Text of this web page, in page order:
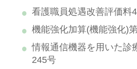
看護職員処遇改善評価料
機能強化加算(機能強化)
情報通信機器を用いた診
245号